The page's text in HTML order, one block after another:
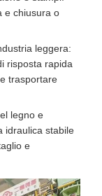
e chiusura o
leggera:
risposta rapida
trasportare
legno e
idraulica stabile
e